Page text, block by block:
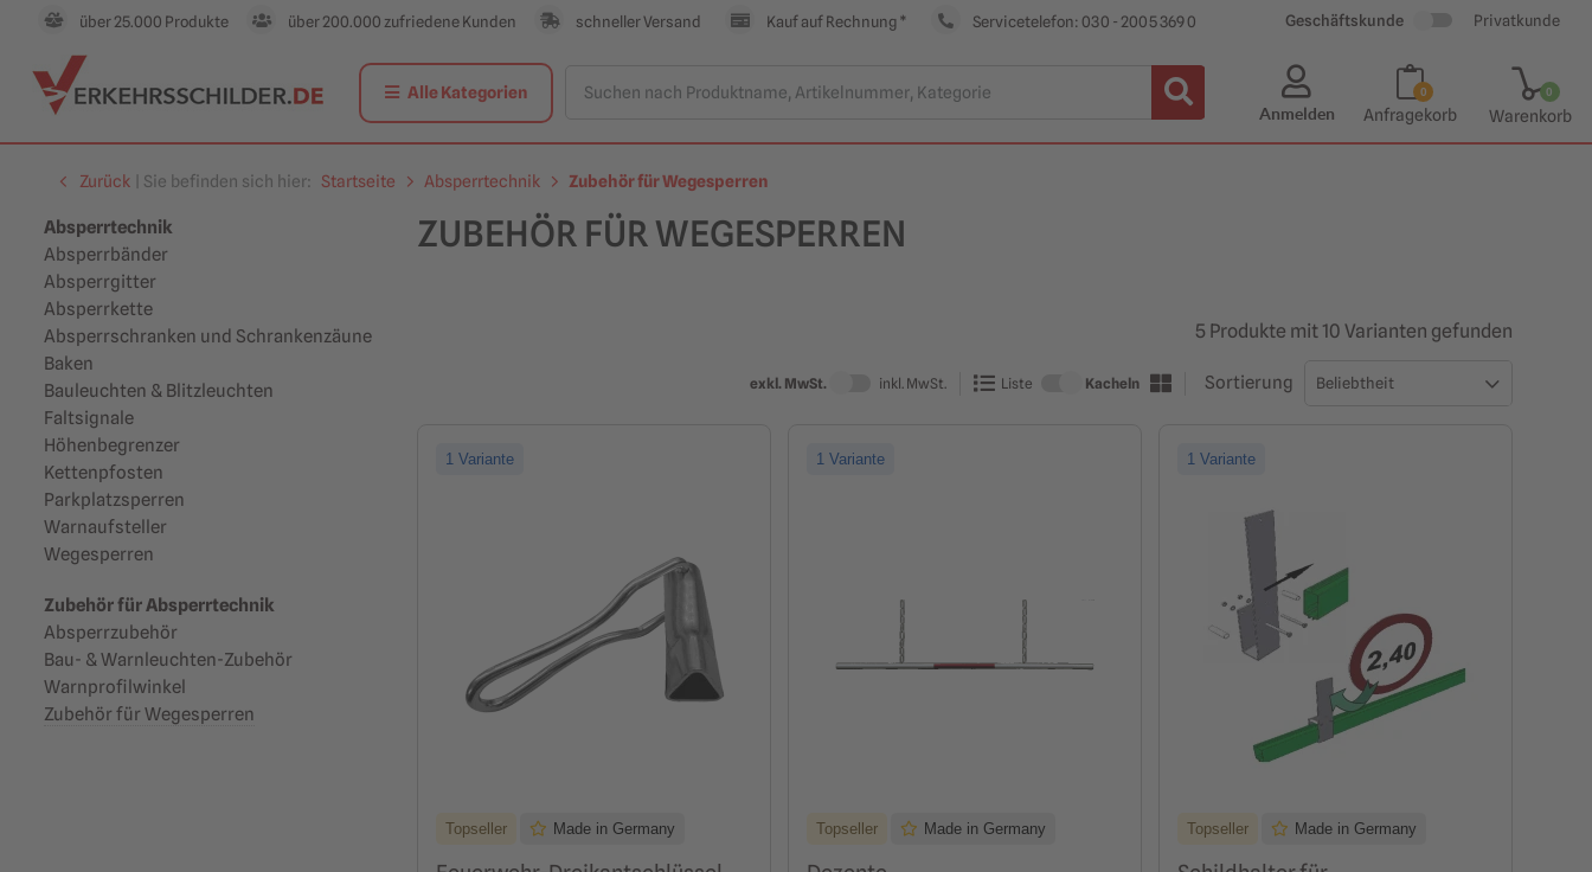
über 25.000 Produkte über 200.000 zufriedene Kunden schneller Versand Kauf auf Rechnung * Servicetelefon: 030 - 2005 369 0 Geschäftskunde Privatkunde
Alle Kategorien
Anmelden
0
Anfragekorb
0
Warenkorb
Zurück | Sie befinden sich hier: Startseite Absperrtechnik Zubehör für Wegesperren
Absperrtechnik
Absperrbänder
Absperrgitter
Absperrkette
Absperrschranken und Schrankenzäune
Baken
Bauleuchten & Blitzleuchten
Faltsignale
Höhenbegrenzer
Kettenpfosten
Parkplatzsperren
Warnaufsteller
Wegesperren
Zubehör für Absperrtechnik
Absperrzubehör
Bau- & Warnleuchten-Zubehör
Warnprofilwinkel
Zubehör für Wegesperren
ZUBEHÖR FÜR WEGESPERREN
5 Produkte mit 10 Varianten gefunden
exkl. MwSt. inkl. MwSt. Liste Kacheln Sortierung
1 Variante
Topseller Made in Germany
1 Variante
Topseller Made in Germany
1 Variante
Topseller Made in Germany